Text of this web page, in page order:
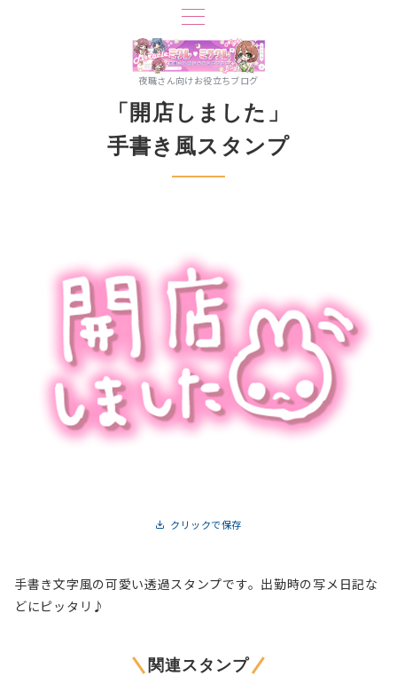
夜職さん向けお役立ちブログ
「開店しました」
手書き風スタンプ
クリックで保存
手書き文字風の可愛い透過スタンプです。出勤時の写メ日記な
どにピッタリ♪
関連スタンプ